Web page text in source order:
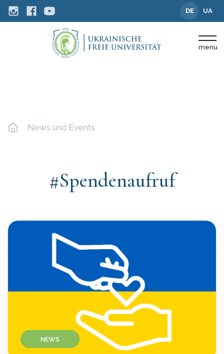
DE UA
menu
News und Events
#Spendenaufruf
NEWS